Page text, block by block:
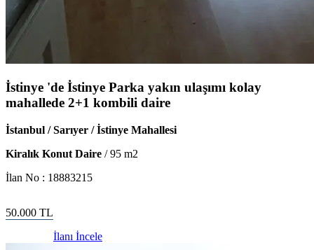
İstinye 'de İstinye Parka yakın ulaşımı kolay
mahallede 2+1 kombili daire
İstanbul / Sarıyer / İstinye Mahallesi
Kiralık Konut Daire /95 m2
İlan No : 18883215
50.000 TL
İlanı İncele